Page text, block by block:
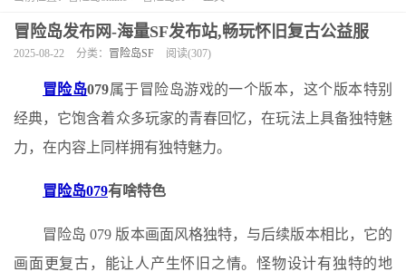
冒险岛发布网-海量SF发布站,畅玩怀旧复古公益服
2025-08-22 分类： 冒险岛SF 阅读(307)
冒险岛079属于冒险岛游戏的一个版本，这个版本特别
经典，它饱含着众多玩家的青春回忆，在玩法上具备独特魅
力，在内容上同样拥有独特魅力。
冒险岛079有啥特色
冒险岛 079 版本画面风格独特，与后续版本相比，它的
画面更复古，能让人产生怀旧之情。怪物设计有独特的地